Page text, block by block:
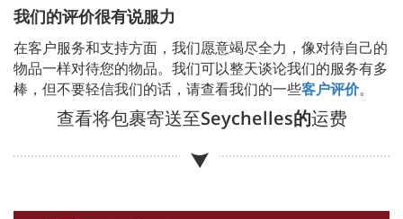
我们的评价很有说服力
在客户服务和支持方面，我们愿意竭尽全力，像对待自己的
物品一样对待您的物品。我们可以整天谈论我们的服务有多
棒，但不要轻信我们的话，请查看我们的一些客户评价。
查看将包裹寄送至Seychelles的运费